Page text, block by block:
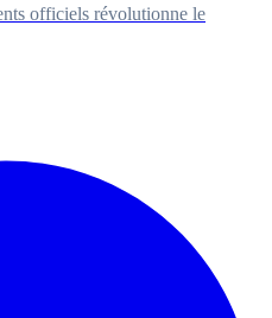
officiels révolutionne le